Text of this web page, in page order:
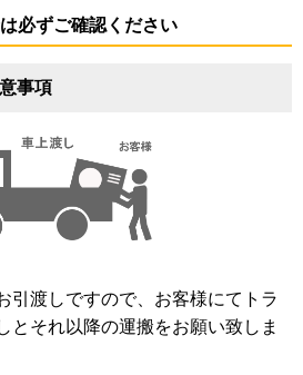
必ずご確認ください
事項
引渡しですので、お客様にてトラ
とそれ以降の運搬をお願い致しま